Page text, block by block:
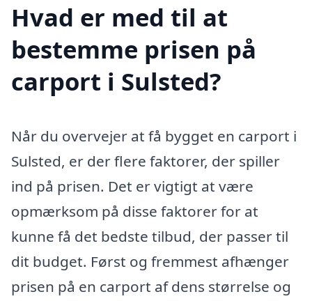
Hvad er med til at
bestemme prisen på
carport i Sulsted?
Når du overvejer at få bygget en carport i
Sulsted, er der flere faktorer, der spiller
ind på prisen. Det er vigtigt at være
opmærksom på disse faktorer for at
kunne få det bedste tilbud, der passer til
dit budget. Først og fremmest afhænger
prisen på en carport af dens størrelse og